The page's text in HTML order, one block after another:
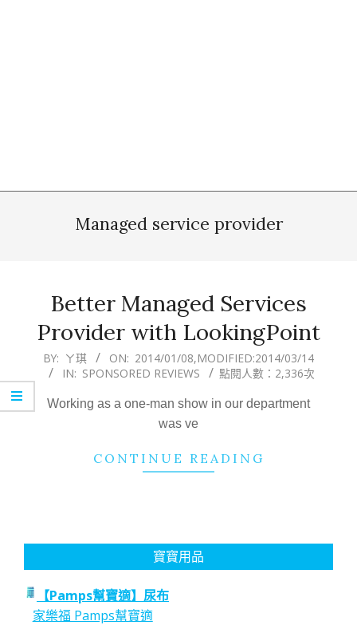
Managed service provider
Better Managed Services
Provider with LookingPoint
2014-
01-
08
BY: ㄚ琪 ON: 2014/01/08,MODIFIED:2014/03/14
IN: SPONSORED REVIEWS 點閱人數：2,336次
Working as a one-man show in our department
was ve
CONTINUE READING
寶寶用品
【Pamps幫寶適】尿布
家樂福 Pamps幫寶適